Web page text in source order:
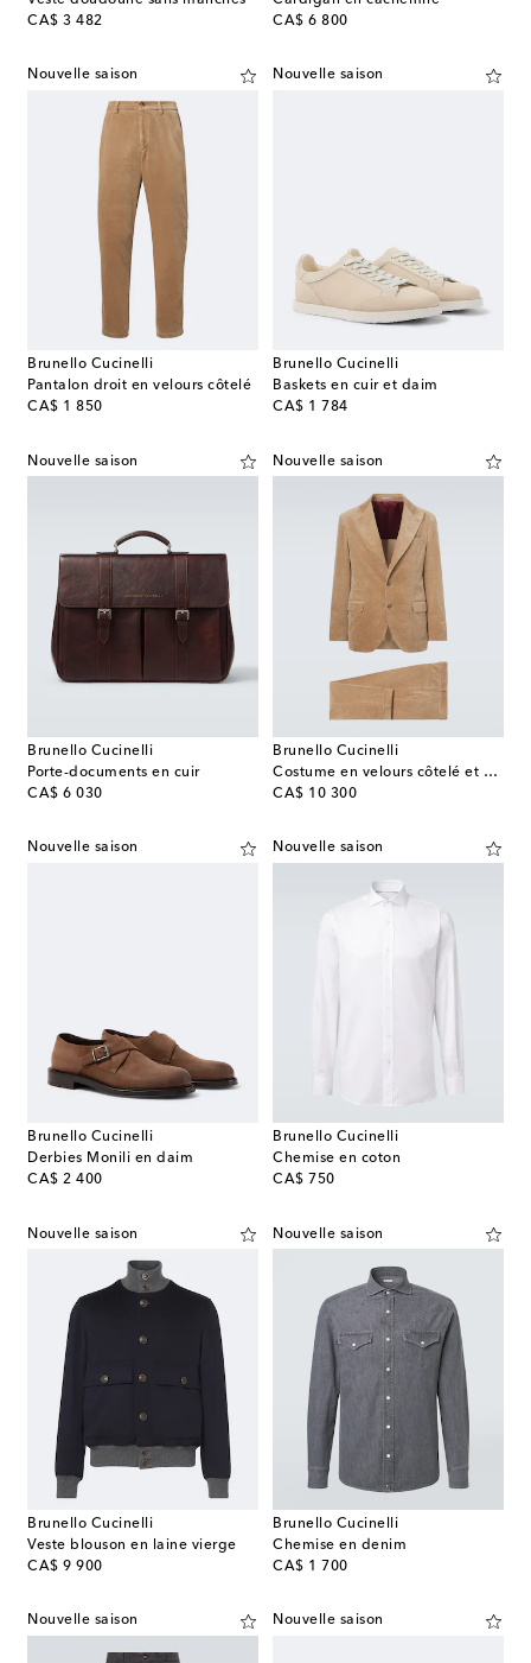
CA$ 3 482
original price
CA$ 6 800
original price
Nouvelle saison
Brunello Cucinelli
Pantalon droit en velours côtelé
CA$ 1 850
original price
Nouvelle saison
Brunello Cucinelli
Baskets en cuir et daim
CA$ 1 784
original price
Nouvelle saison
Brunello Cucinelli
Porte-documents en cuir
CA$ 6 030
original price
Nouvelle saison
Brunello Cucinelli
Costume en velours côtelé et cachemire
CA$ 10 300
original price
Nouvelle saison
Brunello Cucinelli
Derbies Monili en daim
CA$ 2 400
original price
Nouvelle saison
Brunello Cucinelli
Chemise en coton
CA$ 750
original price
Nouvelle saison
Brunello Cucinelli
Veste blouson en laine vierge
CA$ 9 900
original price
Nouvelle saison
Brunello Cucinelli
Chemise en denim
CA$ 1 700
original price
Nouvelle saison Nouvelle saison